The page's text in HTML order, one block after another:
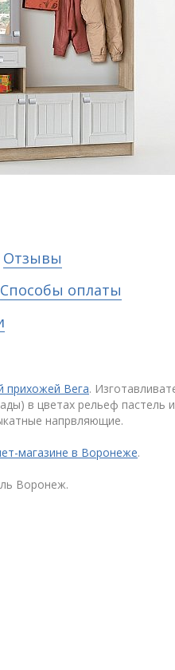
Отзывы
Способы оплаты
прихожей Вега.
в цветах рельеф пастель и
напрвляющие.
магазине в Воронеже.
Воронеж.